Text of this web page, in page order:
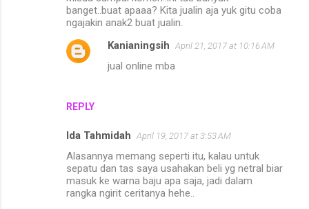
banget..buat apaaa? Kita jualin aja yuk gitu coba
ngajakin anak2 buat jualin.
REPLY
Kanianingsih April 21, 2017 at 10:16 AM
jual online mba
Ida Tahmidah April 19, 2017 at 3:53 AM
Alasannya memang seperti itu, kalau untuk
sepatu dan tas saya usahakan beli yg netral biar
masuk ke warna baju apa saja, jadi dalam
rangka ngirit ceritanya hehe..